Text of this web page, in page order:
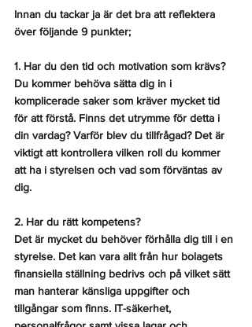
Innan du tackar ja är det bra att reflektera
över följande 9 punkter;
1. Har du den tid och motivation som krävs?
Du kommer behöva sätta dig in i
komplicerade saker som kräver mycket tid
för att förstå. Finns det utrymme för detta i
din vardag? Varför blev du tillfrågad? Det är
viktigt att kontrollera vilken roll du kommer
att ha i styrelsen och vad som förväntas av
dig.
2. Har du rätt kompetens?
Det är mycket du behöver förhålla dig till i en
styrelse. Det kan vara allt från hur bolagets
finansiella ställning bedrivs och på vilket sätt
man hanterar känsliga uppgifter och
tillgångar som finns. IT-säkerhet,